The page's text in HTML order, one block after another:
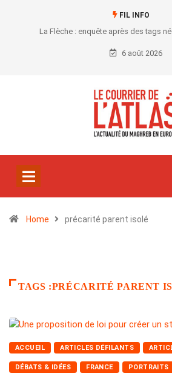
FIL INFO
La Flèche : enquête après des tags
6 août 2026
Home précarité parent isolé
TAGS :PRÉCARITÉ PARENT
ACCUEIL ARTICLES DÉFILANTS
DÉBATS & IDÉES FRANCE PORTRAITS